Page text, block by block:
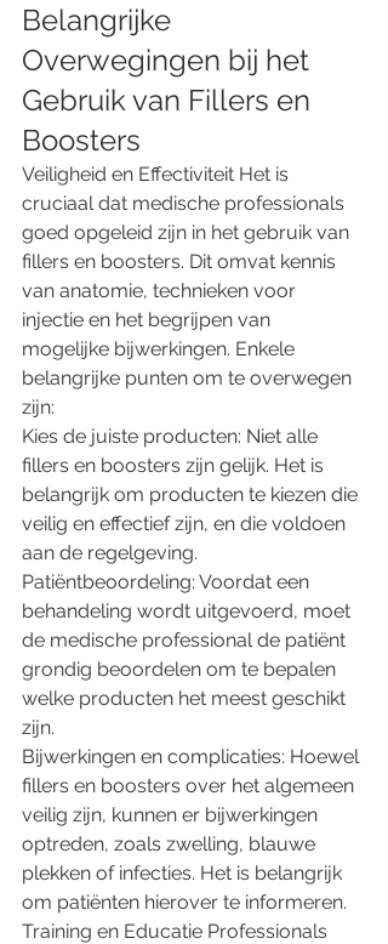
Belangrijke
Overwegingen bij het
Gebruik van Fillers en
Boosters
Veiligheid en Effectiviteit Het is
cruciaal dat medische professionals
goed opgeleid zijn in het gebruik van
fillers en boosters. Dit omvat kennis
van anatomie, technieken voor
injectie en het begrijpen van
mogelijke bijwerkingen. Enkele
belangrijke punten om te overwegen
zijn:
Kies de juiste producten: Niet alle
fillers en boosters zijn gelijk. Het is
belangrijk om producten te kiezen die
veilig en effectief zijn, en die voldoen
aan de regelgeving.
Patiëntbeoordeling: Voordat een
behandeling wordt uitgevoerd, moet
de medische professional de patiënt
grondig beoordelen om te bepalen
welke producten het meest geschikt
zijn.
Bijwerkingen en complicaties: Hoewel
fillers en boosters over het algemeen
veilig zijn, kunnen er bijwerkingen
optreden, zoals zwelling, blauwe
plekken of infecties. Het is belangrijk
om patiënten hierover te informeren.
Training en Educatie Professionals